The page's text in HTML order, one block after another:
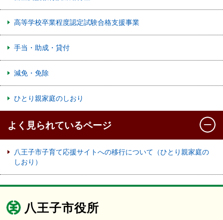
高等学校卒業程度認定試験合格支援事業
手当・助成・貸付
減免・免除
ひとり親家庭のしおり
よく見られているページ
八王子市子育て応援サイトへの移行について（ひとり親家庭の
しおり）
八王子市役所